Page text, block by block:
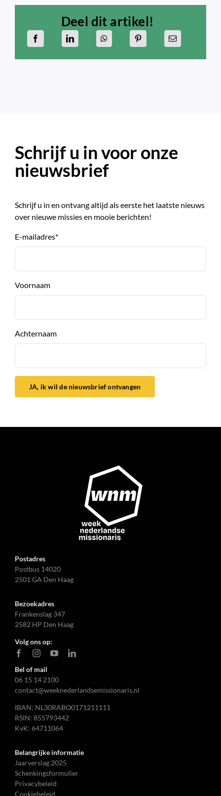
Deel dit artikel!
Schrijf u in voor onze
nieuwsbrief
Schrijf u in en ontvang altijd als eerste het laatste nieuws
over nieuwe missies en mooie berichten!
E-mailadres*
Voornaam
Achternaam
JA, ik wil de nieuwsbrief ontvangen
Postadres
Postbus 14020
2501 GA Den Haag
Bezoekadres
Frankenslag 347
2582 HP Den Haag
Volg ons op:
Bel of mail
06 15 14 2100
contact@weeknederlandsemissionaris.nl
IBAN: NL30RABO0171211111
RSIN: 855793442
KvK: 64711064
Belangrijke informatie
Jaarverslag 2025
Schenkingsformulier
Privacybeleid
Cookiebeleid